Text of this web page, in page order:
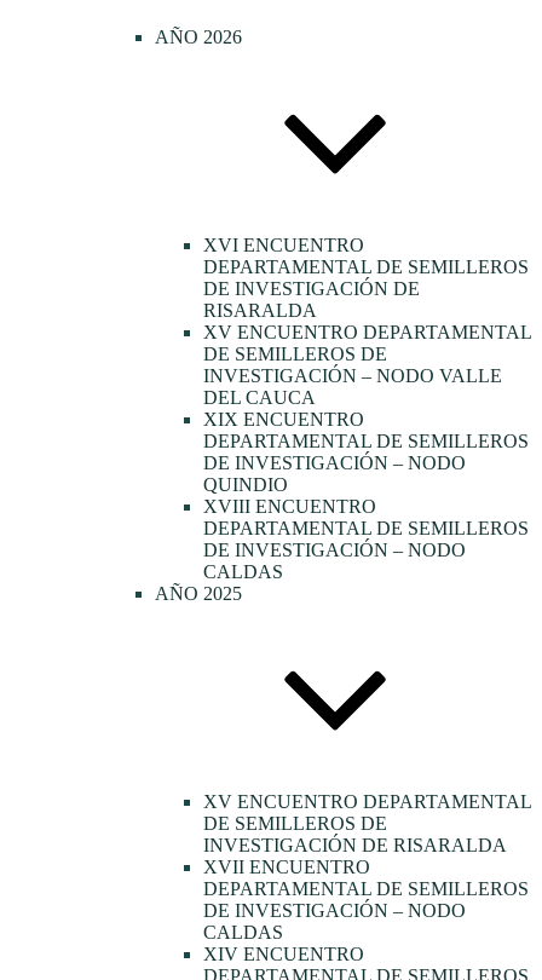
AÑO 2026
XVI ENCUENTRO
DEPARTAMENTAL DE SEMILLEROS
DE INVESTIGACIÓN DE
RISARALDA
XV ENCUENTRO DEPARTAMENTAL
DE SEMILLEROS DE
INVESTIGACIÓN – NODO VALLE
DEL CAUCA
XIX ENCUENTRO
DEPARTAMENTAL DE SEMILLEROS
DE INVESTIGACIÓN – NODO
QUINDIO
XVIII ENCUENTRO
DEPARTAMENTAL DE SEMILLEROS
DE INVESTIGACIÓN – NODO
CALDAS
AÑO 2025
XV ENCUENTRO DEPARTAMENTAL
DE SEMILLEROS DE
INVESTIGACIÓN DE RISARALDA
XVII ENCUENTRO
DEPARTAMENTAL DE SEMILLEROS
DE INVESTIGACIÓN – NODO
CALDAS
XIV ENCUENTRO
DEPARTAMENTAL DE SEMILLEROS